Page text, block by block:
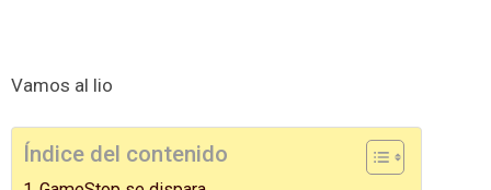
Vamos al lio
Índice del contenido